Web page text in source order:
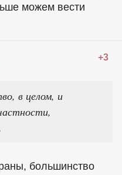
можем вести
+3
в целом, и
большинство